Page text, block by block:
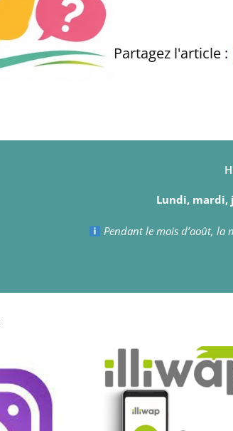
Partagez l'article :
Lundi, mardi,
Pendant le mois d’août, la